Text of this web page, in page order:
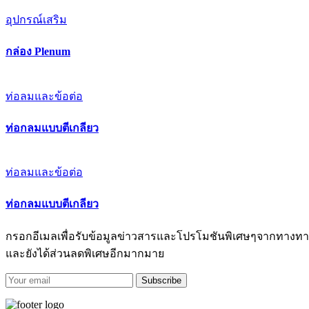
อุปกรณ์เสริม
กล่อง Plenum
ท่อลมและข้อต่อ
ท่อกลมแบบตีเกลียว
ท่อลมและข้อต่อ
ท่อกลมแบบตีเกลียว
กรอกอีเมลเพื่อรับข้อมูลข่าวสารและโปรโมชันพิเศษๆจากทางทา
และยังได้ส่วนลดพิเศษอีกมากมาย
Subscribe